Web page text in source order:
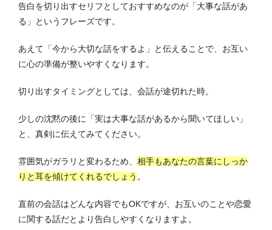
告白を切り出すセリフとしておすすめなのが「大事な話があ
る」というフレーズです。
あえて「今から大切な話をするよ」と伝えることで、お互い
に心の準備が整いやすくなります。
切り出すタイミングとしては、会話が途切れた時。
少しの沈黙の後に「実は大事な話があるから聞いてほしい」
と、真剣に伝えてみてください。
雰囲気がガラリと変わるため、 相手もあなたの言葉にしっか
りと耳を傾けてくれるでしょう 。
直前の会話はどんな内容でもOKですが、お互いのことや恋愛
に関する話だとより告白しやすくなりますよ。